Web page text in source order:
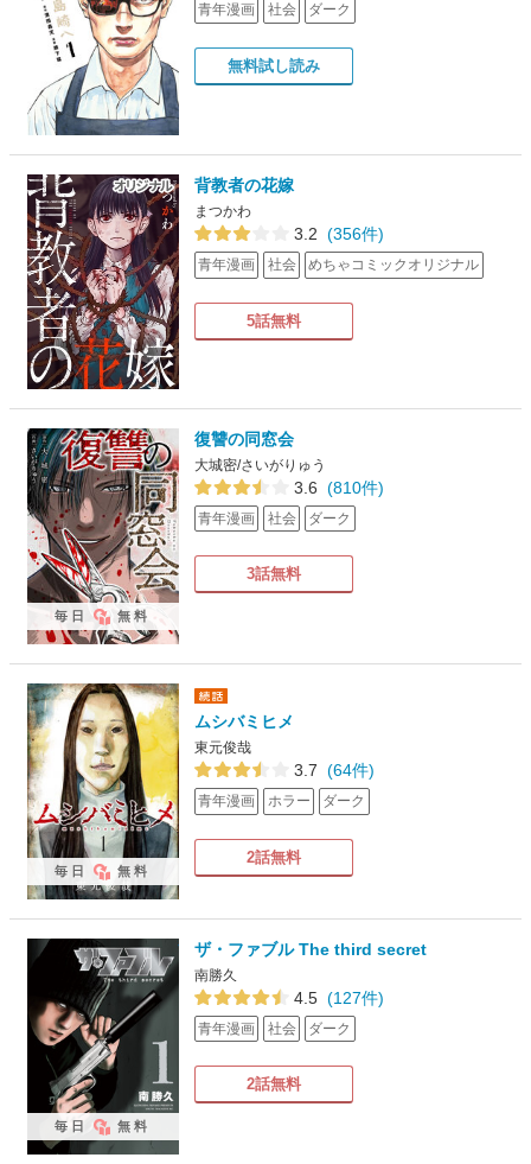
青年漫画 社会 ダーク
無料試し読み
背教者の花嫁
まつかわ
3.2 (356件)
青年漫画 社会 めちゃコミックオリジナル
5話無料
復讐の同窓会
大城密/さいがりゅう
3.6 (810件)
青年漫画 社会 ダーク
3話無料
毎日 無料
ムシバミヒメ
東元俊哉
3.7 (64件)
青年漫画 ホラー ダーク
2話無料
毎日 無料
ザ・ファブル The third secret
南勝久
4.5 (127件)
青年漫画 社会 ダーク
2話無料
毎日 無料